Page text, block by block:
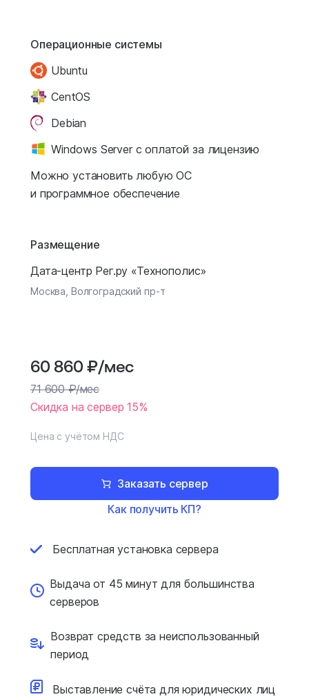
Операционные системы
Ubuntu
CentOS
Debian
Windows Server с оплатой за лицензию
Можно установить любую ОС
и программное обеспечение
Размещение
Дата-центр Рег.ру «Технополис»
Москва, Волгоградский пр-т
60 860₽/мес
71 600₽/мес
Скидка на сервер 15%
Цена с учётом НДС
Заказать сервер
Как получить КП?
Бесплатная установка сервера
Выдача от 45 минут для большинства
серверов
Возврат средств занеиспользованный
период
Выставление счёта дляюридических лиц